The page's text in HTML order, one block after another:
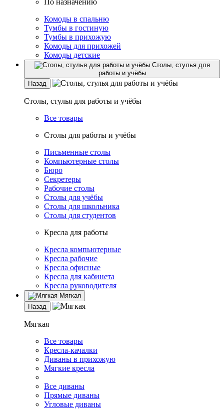
По назначению
Комоды в спальню
Тумбы в гостиную
Тумбы в прихожую
Комоды для прихожей
Комоды детские
Столы, стулья для
работы и учёбы
Назад
Столы, стулья для работы и учёбы
Все товары
Столы для работы и учёбы
Письменные столы
Компьютерные столы
Бюро
Секретеры
Рабочие столы
Столы для учёбы
Столы для школьника
Столы для студентов
Кресла для работы
Кресла компьютерные
Кресла рабочие
Кресла офисные
Кресла для кабинета
Кресла руководителя
Мягкая
Назад
Мягкая
Все товары
Кресла-качалки
Диваны в прихожую
Мягкие кресла
Все диваны
Прямые диваны
Угловые диваны